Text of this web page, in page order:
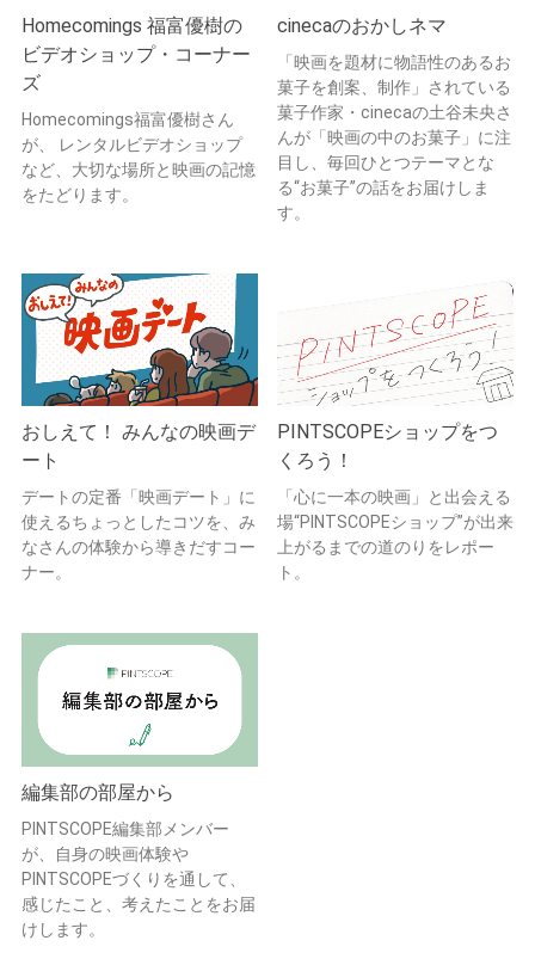
Homecomings 福富優樹の
ビデオショップ・コーナー
ズ
Homecomings福富優樹さん
が、 レンタルビデオショップ
など、大切な場所と映画の記憶
をたどります。
cinecaのおかしネマ
「映画を題材に物語性のあるお
菓子を創案、制作」されている
菓子作家・cinecaの土谷未央さ
んが「映画の中のお菓子」に注
目し、毎回ひとつテーマとな
る“お菓子”の話をお届けしま
す。
おしえて！ みんなの映画デ
ート
デートの定番「映画デート」に
使えるちょっとしたコツを、み
なさんの体験から導きだすコー
ナー。
PINTSCOPEショップをつ
くろう！
「心に一本の映画」と出会える
場“PINTSCOPEショップ”が出来
上がるまでの道のりをレポー
ト。
編集部の部屋から
PINTSCOPE編集部メンバー
が、自身の映画体験や
PINTSCOPEづくりを通して、
感じたこと、考えたことをお届
けします。